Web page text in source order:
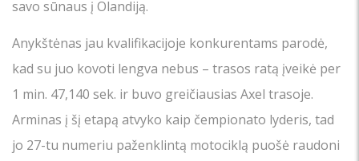
savo sūnaus į Olandiją.
Anykštėnas jau kvalifikacijoje konkurentams parodė,
kad su juo kovoti lengva nebus – trasos ratą įveikė per
1 min. 47,140 sek. ir buvo greičiausias Axel trasoje.
Arminas į šį etapą atvyko kaip čempionato lyderis, tad
jo 27-tu numeriu paženklintą motociklą puošė raudoni